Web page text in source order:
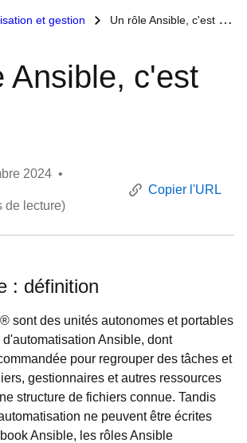
et gestion Un rôle Ansible, c'est quoi ?
Ansible, c'est
2024 •
de lecture)
Copier l'URL
: définition
sont des unités autonomes et portables
Ansible, dont
pour regrouper des tâches et
gestionnaires et autres ressources
structure de fichiers connue. Tandis
ne peuvent être écrites
Ansible, les rôles Ansible